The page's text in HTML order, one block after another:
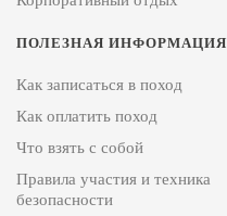
ПОЛЕЗНАЯ ИНФОРМАЦИЯ
Как записаться в поход
Как оплатить поход
Что взять с собой
Правила участия и техника
безопасности